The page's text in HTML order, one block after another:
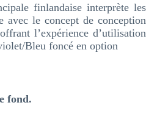
finlandaise interprète les
avec le concept de conception
l’expérience d’utilisation
Bleu foncé en option
fond.